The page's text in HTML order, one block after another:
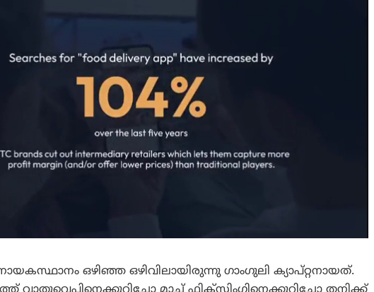
ഒഴിഞ്ഞ ഒഴിവിലായിരുന്നു ഗാംഗുലി ക്യാപ്റ്റനായത്.